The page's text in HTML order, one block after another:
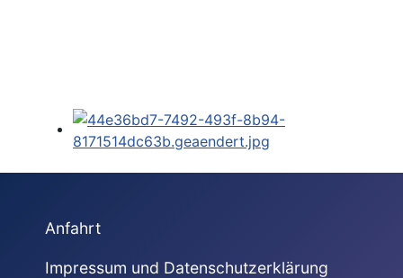
Anfahrt
Impressum und Datenschutzerklärung